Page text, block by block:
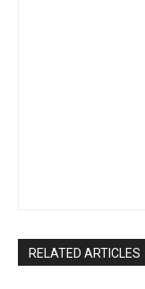
RELATED ARTICLES